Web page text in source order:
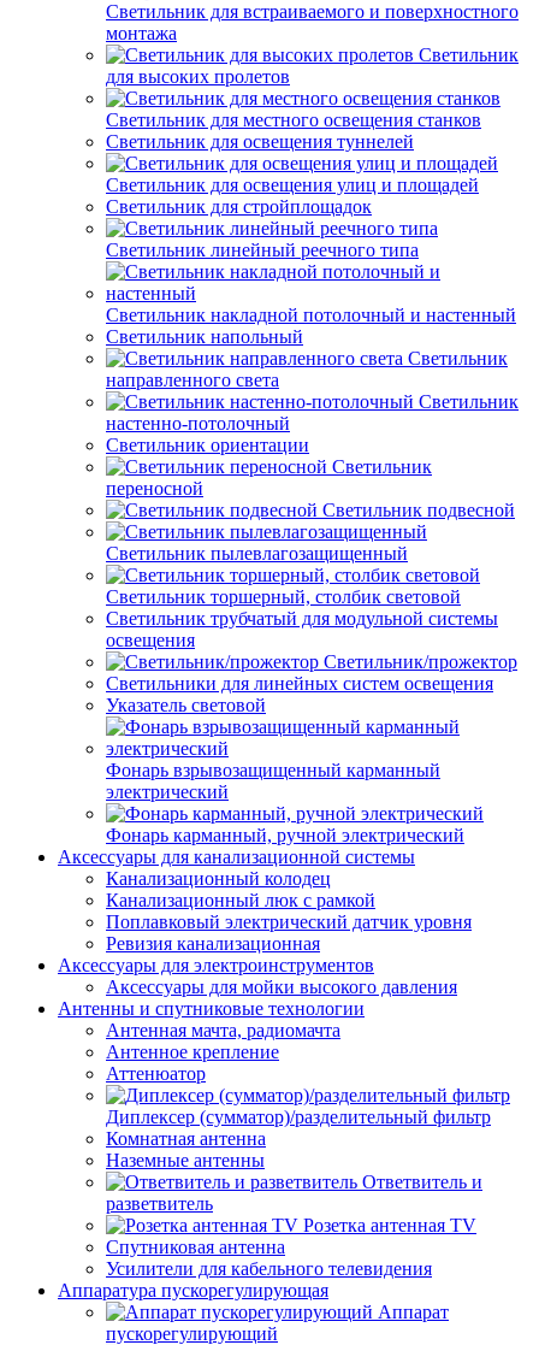
Светильник для встраиваемого и поверхностного
монтажа
Светильник
для высоких пролетов
Светильник для местного освещения станков
Светильник для освещения туннелей
Светильник для освещения улиц и площадей
Светильник для стройплощадок
Светильник линейный реечного типа
Светильник накладной потолочный и настенный
Светильник напольный
Светильник
направленного света
Светильник
настенно-потолочный
Светильник ориентации
Светильник
переносной
Светильник подвесной
Светильник пылевлагозащищенный
Светильник торшерный, столбик световой
Светильник трубчатый для модульной системы
освещения
Светильник/прожектор
Светильники для линейных систем освещения
Указатель световой
Фонарь взрывозащищенный карманный
электрический
Фонарь карманный, ручной электрический
Аксессуары для канализационной системы
Канализационный колодец
Канализационный люк с рамкой
Поплавковый электрический датчик уровня
Ревизия канализационная
Аксессуары для электроинструментов
Аксессуары для мойки высокого давления
Антенны и спутниковые технологии
Антенная мачта, радиомачта
Антенное крепление
Аттенюатор
Диплексер (сумматор)/разделительный фильтр
Комнатная антенна
Наземные антенны
Ответвитель и
разветвитель
Розетка антенная TV
Спутниковая антенна
Усилители для кабельного телевидения
Аппаратура пускорегулирующая
Аппарат
пускорегулирующий